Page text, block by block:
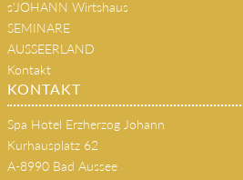
Restaurant
s'JOHANN Wirtshaus
SEMINARE
AUSSEERLAND
Kontakt
KONTAKT
Spa Hotel Erzherzog Johann
Kurhausplatz 62